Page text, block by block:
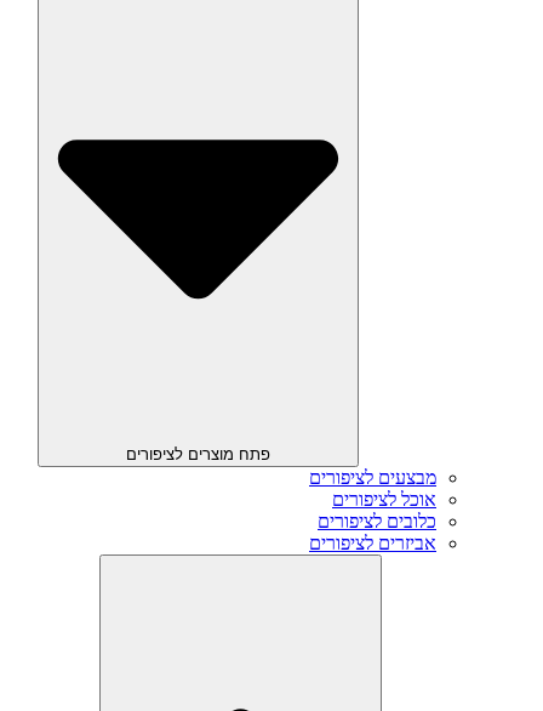
פתח מוצרים לציפורים
מבצעים לציפורים
אוכל לציפורים
כלובים לציפורים
אביזרים לציפורים